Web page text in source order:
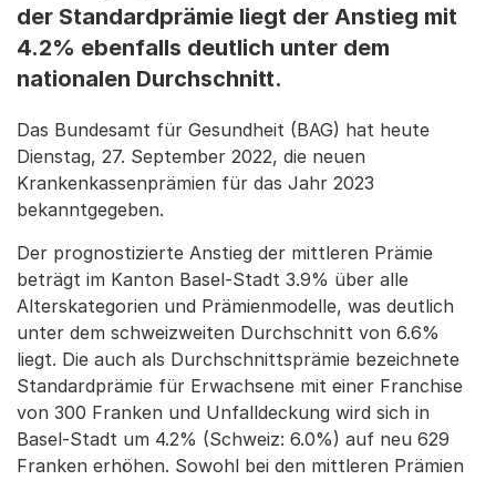
der Standardprämie liegt der Anstieg mit
4.2% ebenfalls deutlich unter dem
nationalen Durchschnitt.
Das Bundesamt für Gesundheit (BAG) hat heute
Dienstag, 27. September 2022, die neuen
Krankenkassenprämien für das Jahr 2023
bekanntgegeben.
Der prognostizierte Anstieg der mittleren Prämie
beträgt im Kanton Basel-Stadt 3.9% über alle
Alterskategorien und Prämienmodelle, was deutlich
unter dem schweizweiten Durchschnitt von 6.6%
liegt. Die auch als Durchschnittsprämie bezeichnete
Standardprämie für Erwachsene mit einer Franchise
von 300 Franken und Unfalldeckung wird sich in
Basel-Stadt um 4.2% (Schweiz: 6.0%) auf neu 629
Franken erhöhen. Sowohl bei den mittleren Prämien